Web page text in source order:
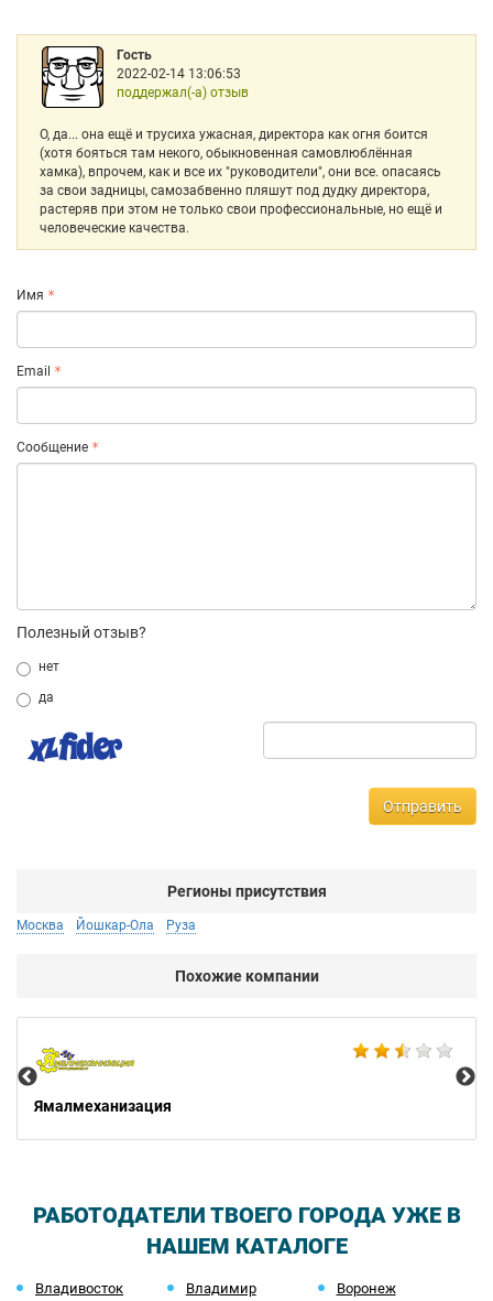
Гость
2022-02-14 13:06:53
поддержал(-а) отзыв
О, да... она ещё и трусиха ужасная, директора как огня боится
(хотя бояться там некого, обыкновенная самовлюблённая
хамка), впрочем, как и все их "руководители", они все. опасаясь
за свои задницы, самозабвенно пляшут под дудку директора,
растеряв при этом не только свои профессиональные, но ещё и
человеческие качества.
Имя
Email
Сообщение
Полезный отзыв?
нет
да
Отправить
Регионы присутствия
Москва Йошкар-Ола Руза
Похожие компании
Ямалмеханизация
РАБОТОДАТЕЛИ ТВОЕГО ГОРОДА УЖЕ В
НАШЕМ КАТАЛОГЕ
Владивосток Владимир Воронеж